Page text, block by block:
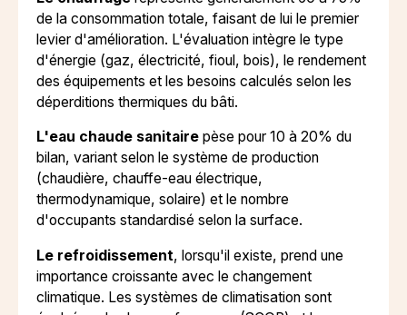
de la consommation totale, faisant de lui le premier
levier d'amélioration. L'évaluation intègre le type
d'énergie (gaz, électricité, fioul, bois), le rendement
des équipements et les besoins calculés selon les
déperditions thermiques du bâti.
L'eau chaude sanitairepèse pour 10 à 20% du
bilan, variant selon le système de production
(chaudière, chauffe-eau électrique,
thermodynamique, solaire) et le nombre
d'occupants standardisé selon la surface.
Le refroidissement, lorsqu'il existe, prend une
importance croissante avec le changement
climatique. Les systèmes de climatisation sont